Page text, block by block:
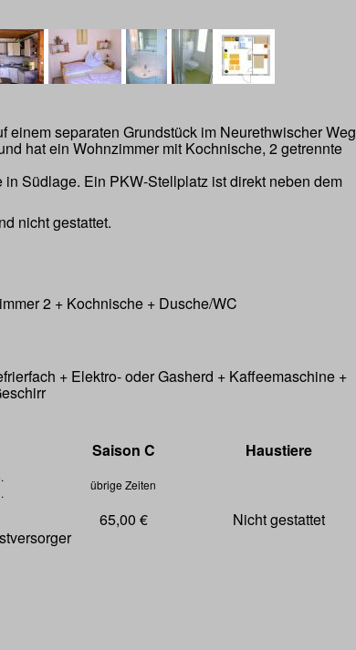
einem separaten Grundstück im Neurethwischer Weg
hat ein Wohnzimmer mit Kochnische, 2 getrennte
Südlage. Ein PKW-Stellplatz ist direkt neben dem
nicht gestattet.
2 + Kochnische + Dusche/WC
+ Elektro- oder Gasherd + Kaffeemaschine +
Saison C Haustiere
übrige Zeiten
65,00 €
Nicht gestattet